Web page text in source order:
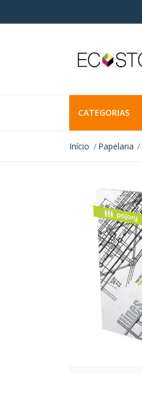
CATEGORIAS
Início Papelaria